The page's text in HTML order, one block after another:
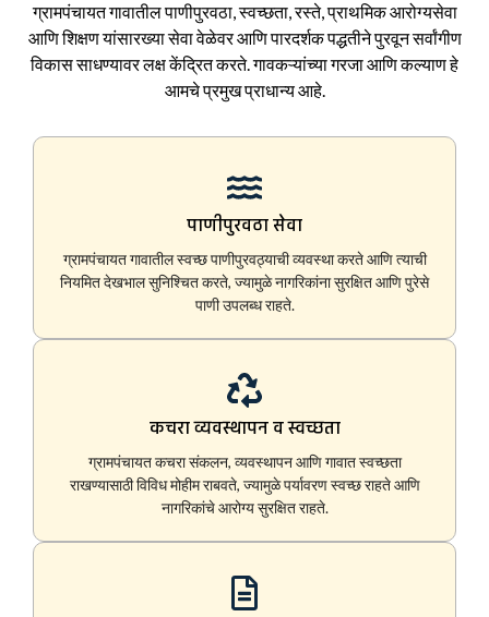
ग्रामपंचायत गावातील पाणीपुरवठा, स्वच्छता, रस्ते, प्राथमिक आरोग्यसेवा
आणि शिक्षण यांसारख्या सेवा वेळेवर आणि पारदर्शक पद्धतीने पुरवून सर्वांगीण
विकास साधण्यावर लक्ष केंद्रित करते. गावकऱ्यांच्या गरजा आणि कल्याण हे
आमचे प्रमुख प्राधान्य आहे.
पाणीपुरवठा सेवा
ग्रामपंचायत गावातील स्वच्छ पाणीपुरवठ्याची व्यवस्था करते आणि त्याची
नियमित देखभाल सुनिश्चित करते, ज्यामुळे नागरिकांना सुरक्षित आणि पुरेसे
पाणी उपलब्ध राहते.
कचरा व्यवस्थापन व स्वच्छता
ग्रामपंचायत कचरा संकलन, व्यवस्थापन आणि गावात स्वच्छता
राखण्यासाठी विविध मोहीम राबवते, ज्यामुळे पर्यावरण स्वच्छ राहते आणि
नागरिकांचे आरोग्य सुरक्षित राहते.